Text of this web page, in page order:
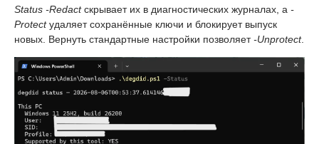
Status -Redactскрывает их в диагностических журналах, а -
Protectудаляет сохранённые ключи и блокирует выпуск
новых. Вернуть стандартные настройки позволяет-Unprotect.